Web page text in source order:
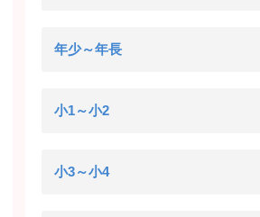
年少～年長
小1～小2
小3～小4